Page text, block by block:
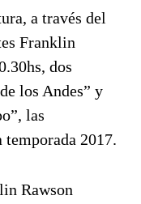
a través del
Franklin
dos
los Andes” y
las
temporada 2017.
Rawson